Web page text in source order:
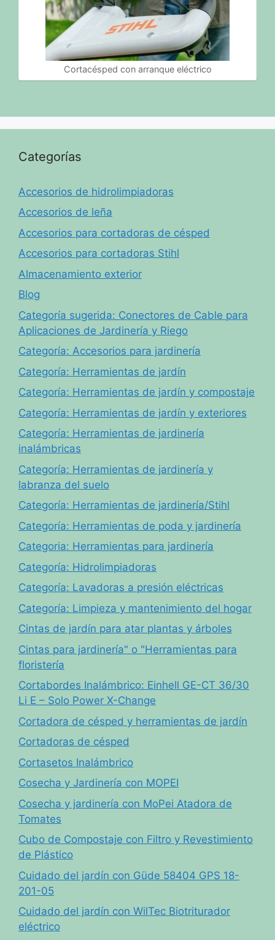
Cortacésped con arranque eléctrico
Categorías
Accesorios de hidrolimpiadoras
Accesorios de leña
Accesorios para cortadoras de césped
Accesorios para cortadoras Stihl
Almacenamiento exterior
Blog
Categoría sugerida: Conectores de Cable para
Aplicaciones de Jardinería y Riego
Categoría: Accesorios para jardinería
Categoría: Herramientas de jardín
Categoría: Herramientas de jardín y compostaje
Categoría: Herramientas de jardín y exteriores
Categoría: Herramientas de jardinería
inalámbricas
Categoría: Herramientas de jardinería y
labranza del suelo
Categoría: Herramientas de jardinería/Stihl
Categoría: Herramientas de poda y jardinería
Categoria: Herramientas para jardinería
Categoría: Hidrolimpiadoras
Categoría: Lavadoras a presión eléctricas
Categoría: Limpieza y mantenimiento del hogar
Cintas de jardín para atar plantas y árboles
Cintas para jardinería" o "Herramientas para
floristería
Cortabordes Inalámbrico: Einhell GE-CT 36/30
Li E – Solo Power X-Change
Cortadora de césped y herramientas de jardín
Cortadoras de césped
Cortasetos Inalámbrico
Cosecha y Jardinería con MOPEI
Cosecha y jardinería con MoPei Atadora de
Tomates
Cubo de Compostaje con Filtro y Revestimiento
de Plástico
Cuidado del jardín con Güde 58404 GPS 18-
201-05
Cuidado del jardín con WilTec Biotriturador
eléctrico